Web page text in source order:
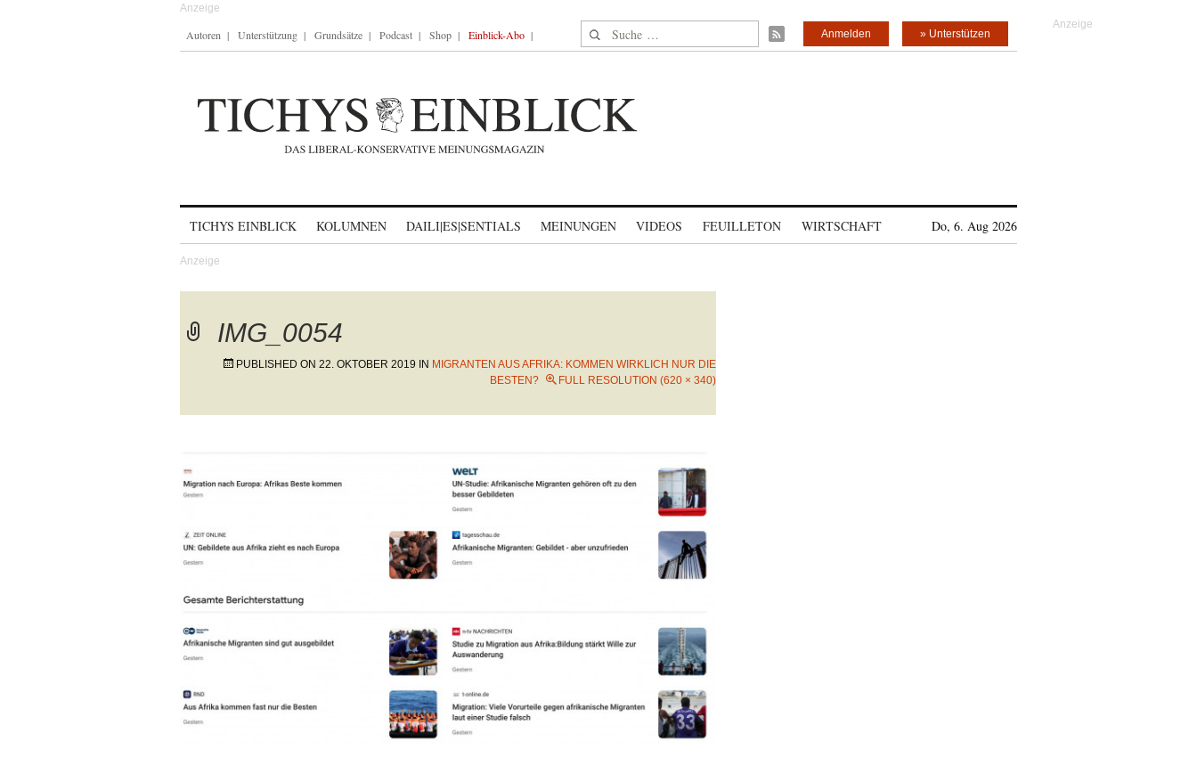
Autoren Unterstützung Grundsätze Podcast Shop Einblick-Abo Suche nach: » Unterstützen
Anmelden
TICHYS EINBLICK KOLUMNEN DAILI|ES|SENTIALS MEINUNGEN VIDEOS FEUILLETON WIRTSCHAFT Do, 6. Aug 2026
IMG_0054
PUBLISHED ON 22. OKTOBER 2019 IN MIGRANTEN AUS AFRIKA: KOMMEN WIRKLICH NUR DIE
BESTEN?
FULL RESOLUTION (620 × 340)